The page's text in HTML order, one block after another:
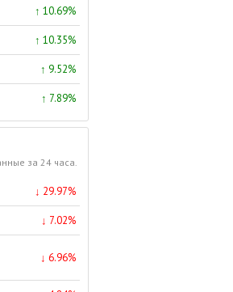
↑ 10.69%
↑ 10.35%
↑ 9.52%
↑ 7.89%
за 24 часа.
↓ 29.97%
↓ 7.02%
↓ 6.96%